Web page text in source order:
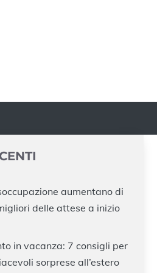
aumentano di
delle attese a inizio
in vacanza: 7 consigli per
sorprese all’estero